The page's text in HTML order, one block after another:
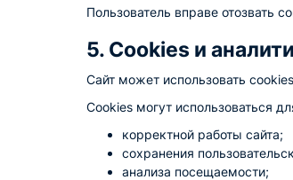
Пользователь вправе отозвать
5. Cookies и
Сайт может использовать
Cookies могут использоваться
корректной работы сайта;
сохранения
анализа посещаемости;